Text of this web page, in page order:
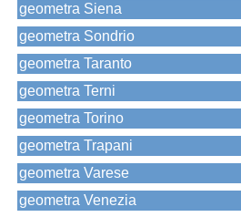
geometra Siena
geometra Sondrio
geometra Taranto
geometra Terni
geometra Torino
geometra Trapani
geometra Varese
geometra Venezia